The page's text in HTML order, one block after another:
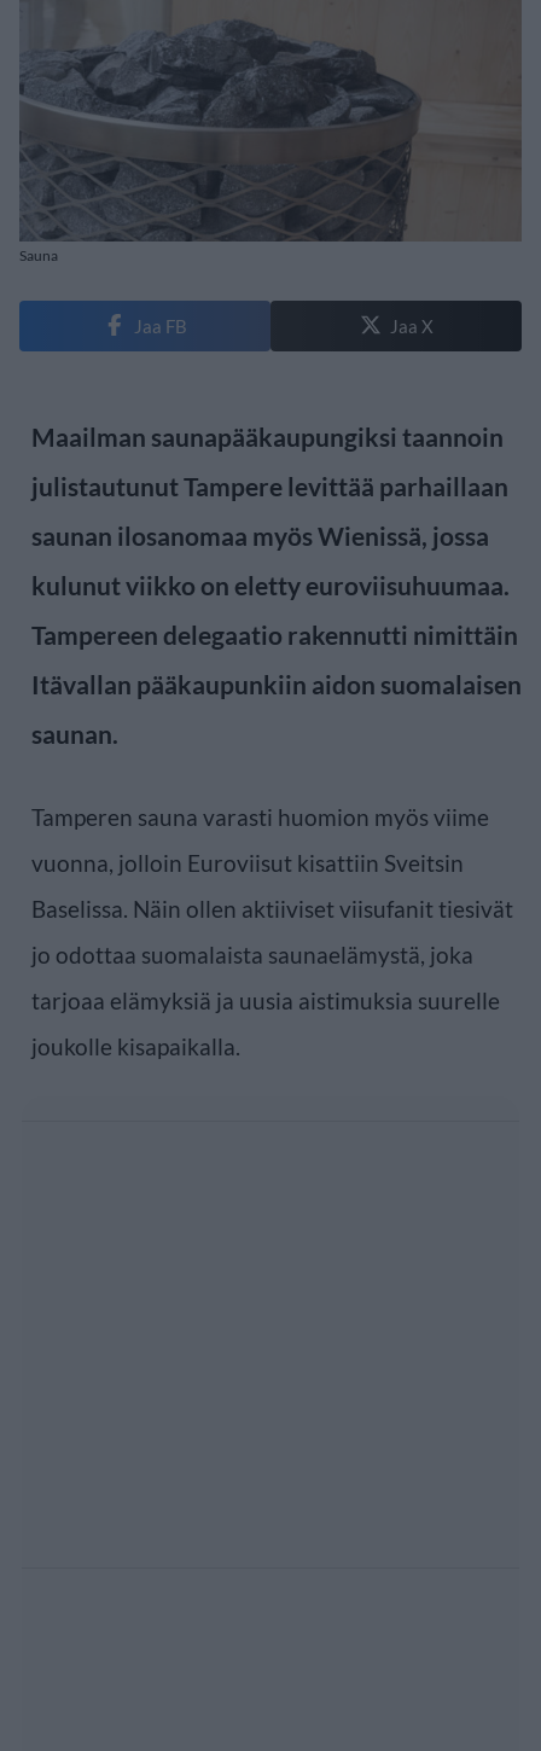
Sauna
Jaa FB Jaa X
Maailman saunapääkaupungiksi taannoin
julistautunut Tampere levittää parhaillaan
saunan ilosanomaa myös Wienissä, jossa
kulunut viikko on eletty euroviisuhuumaa.
Tampereen delegaatio rakennutti nimittäin
Itävallan pääkaupunkiin aidon suomalaisen
saunan.
Tamperen sauna varasti huomion myös viime
vuonna, jolloin Euroviisut kisattiin Sveitsin
Baselissa. Näin ollen aktiiviset viisufanit tiesivät
jo odottaa suomalaista saunaelämystä, joka
tarjoaa elämyksiä ja uusia aistimuksia suurelle
joukolle kisapaikalla.